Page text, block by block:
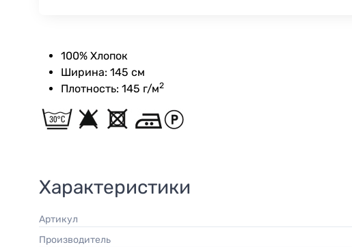
100% Хлопок
Ширина: 145 см
Плотность: 145 г/м2
Характеристики
Артикул
Производитель